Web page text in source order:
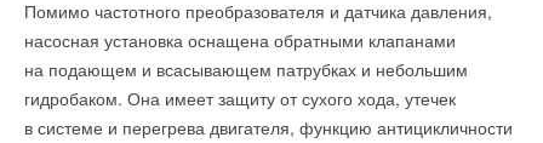
Помимо частотного преобразователя и датчика давления,
насосная установка оснащена обратными клапанами
на подающем и всасывающем патрубках и небольшим
гидробаком. Она имеет защиту от сухого хода, утечек
в системе и перегрева двигателя, функцию антицикличности